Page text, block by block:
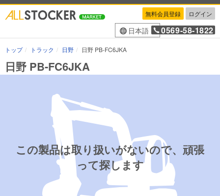
無料会員登録 ログイン
日本語 0569-58-1822
トップ トラック 日野 日野 PB-FC6JKA
日野 PB-FC6JKA
この製品は取り扱いがないので、頑張
って探します